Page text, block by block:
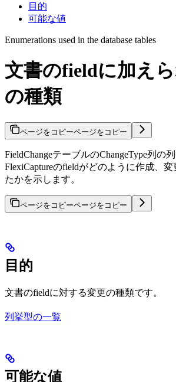
目的
可能な値
Enumerations used in the database tables
文書のfieldに加え
の種類
ページをコピーページをコピー
FieldChangeテーブルのChangeType列の
FlexiCaptureのfieldがどのように作成、
たかを示します。
ページをコピーページをコピー
目的
文書のfieldに対する変更の種類です。
列挙型の一覧
可能な値